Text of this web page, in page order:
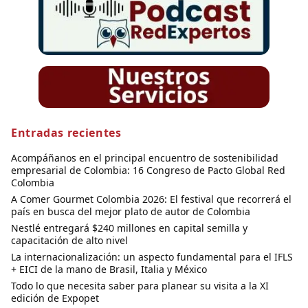
Entradas recientes
Acompáñanos en el principal encuentro de sostenibilidad
empresarial de Colombia: 16 Congreso de Pacto Global Red
Colombia
A Comer Gourmet Colombia 2026: El festival que recorrerá el
país en busca del mejor plato de autor de Colombia
Nestlé entregará $240 millones en capital semilla y
capacitación de alto nivel
La internacionalización: un aspecto fundamental para el IFLS
+ EICI de la mano de Brasil, Italia y México
Todo lo que necesita saber para planear su visita a la XI
edición de Expopet